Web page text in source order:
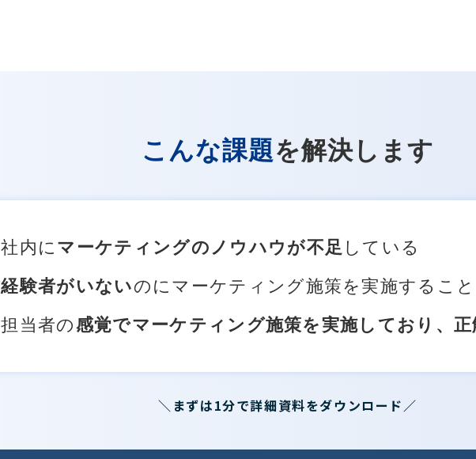
こんな課題を解決します
社内に マーケティングのノウハウが不足 している
経験者がいないのにマーケティング施策を実施するこ
担当者の感覚でマーケティング施策を実施しており、
＼まずは1分で詳細資料をダウンロード／